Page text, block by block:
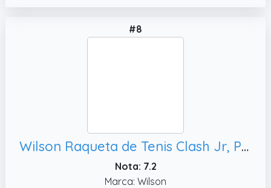
#8
Wilson Raqueta de Tenis Clash Jr, Peso en la empuñadura
Nota: 7.2
Marca: Wilson